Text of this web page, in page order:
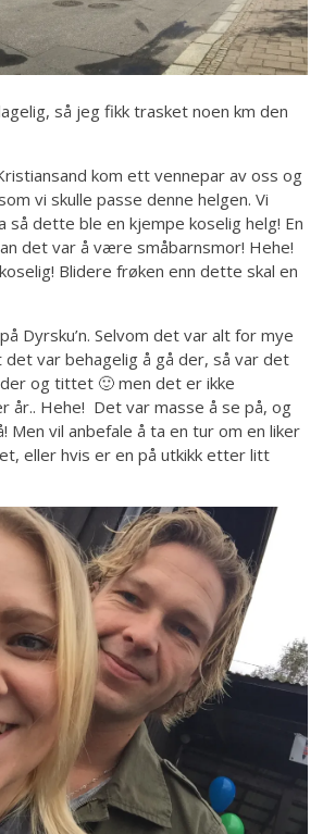
så jeg fikk trasket noen km den
kom ett vennepar av oss og
vi skulle passe denne helgen. Vi
så dette ble en kjempe koselig helg! En
det var å være småbarnsmor! Hehe!
Blidere frøken enn dette skal en
Dyrsku’n. Selvom det var alt for mye
var behagelig å gå der, så var det
og tittet 🙂 men det er ikke
år.. Hehe! Det var masse å se på, og
Men vil anbefale å ta en tur om en liker
eller hvis er en på utkikk etter litt